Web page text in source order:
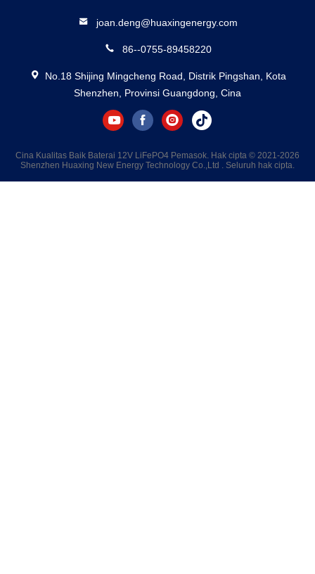
joan.deng@huaxingenergy.com
86--0755-89458220
No.18 Shijing Mingcheng Road, Distrik Pingshan, Kota
Shenzhen, Provinsi Guangdong, Cina
Cina Kualitas Baik Baterai 12V LiFePO4 Pemasok. Hak cipta © 2021-2026
Shenzhen Huaxing New Energy Technology Co.,Ltd . Seluruh hak cipta.